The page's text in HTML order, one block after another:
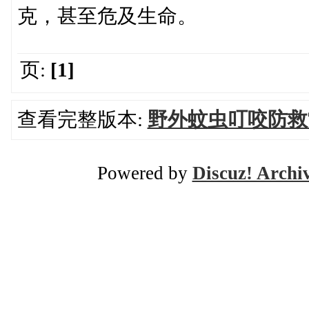
克，甚至危及生命。
页: [1]
查看完整版本: 野外蚊虫叮咬防
Powered by Discuz!